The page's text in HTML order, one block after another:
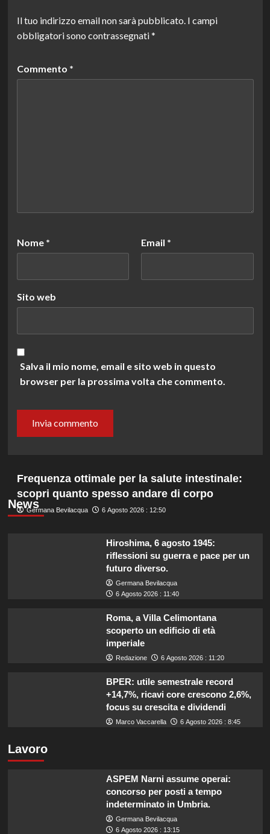
Il tuo indirizzo email non sarà pubblicato. I campi
obbligatori sono contrassegnati*
Commento *
Nome * Email *
Sito web
Salva il mio nome, email e sito web in questo
browser per la prossima volta che commento.
News
Frequenza ottimale per la salute intestinale:
scopri quanto spesso andare di corpo
Germana Bevilacqua 6 Agosto 2026 : 12:50
Hiroshima, 6 agosto 1945:
riflessioni su guerra e pace per un
futuro diverso.
Germana Bevilacqua
6 Agosto 2026 : 11:40
Roma, a Villa Celimontana
scoperto un edificio di età
imperiale
Redazione 6 Agosto 2026 : 11:20
BPER: utile semestrale record
+14,7%, ricavi core crescono 2,6%,
focus su crescita e dividendi
Marco Vaccarella 6 Agosto 2026 : 8:45
Lavoro
ASPEM Narni assume operai:
concorso per posti a tempo
indeterminato in Umbria.
Germana Bevilacqua
6 Agosto 2026 : 13:15